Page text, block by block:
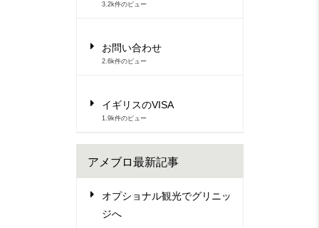
3.2k件のビュー
お問い合わせ
2.6k件のビュー
イギリスのVISA
1.9k件のビュー
アメブロ最新記事
オプショナル観光でグリニッ
ジへ